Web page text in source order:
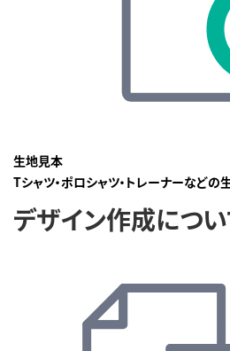
生地見本
Tシャツ・ポロシャツ・トレーナーなど
デザイン作成につ